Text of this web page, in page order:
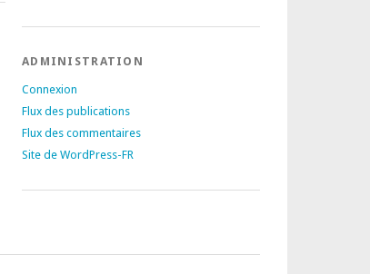
ADMINISTRATION
Connexion
Flux des publications
Flux des commentaires
Site de WordPress-FR